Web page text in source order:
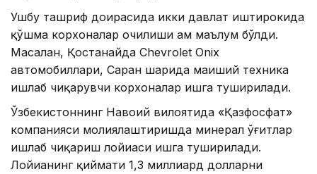
Ушбу ташриф доирасида икки давлат иштирокида
қўшма корхоналар очилиши ҳам маълум бўлди.
Масалан, Қостанайда Chevrolet Оnix
автомобиллари, Саран шаҳрида маиший техника
ишлаб чиқарувчи корхоналар ишга туширилади.
Ўзбекистоннинг Навоий вилоятида «Қазфосфат»
компанияси молиялаштиришда минерал ўғитлар
ишлаб чиқариш лойиҳаси ишга туширилади.
Лойиҳанинг қиймати 1,3 миллиард долларни